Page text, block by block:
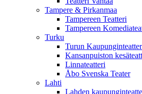
Tampere & Pirkanmaa
Tampereen Teatteri
Tampereen
Turku
Turun
Kansanpuiston
Linnateatteri
Åbo Svenska Teater
Lahti
Lahden